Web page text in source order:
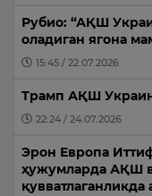
Рубио: “АҚШ
оладиган ягона
15:45 / 22.07.2026
Трамп АҚШ
22:24 / 24.07.2026
Эрон Европа
ҳужумларда АҚШ
қувватлаганликда